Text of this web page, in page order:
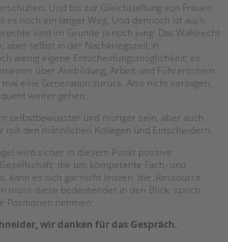
Und bis zur Gleichstellung von Frauen
es noch ein langer Weg. Und dennoch ist auch
sind im Grunde ja noch jung: Das Wahlrecht
aber selbst in der Nachkriegszeit in
wenig eigene Entscheidungsmöglichkeit, es
über Ausbildung, Arbeit und Führerschein
eine Generation zurück. Also nicht verzagen,
weiter gehen.
selbstbewusster und mutiger sein, aber auch
mit den männlichen Kollegen und Entscheidern.
wird sicher in diesem Punkt positive
die um kompetente Fach- und
kann es sich gar nicht leisten, die ‚Ressource
muss diese bedeutender in den Blick, sprich
Positionen nehmen.
wir danken für das Gespräch.